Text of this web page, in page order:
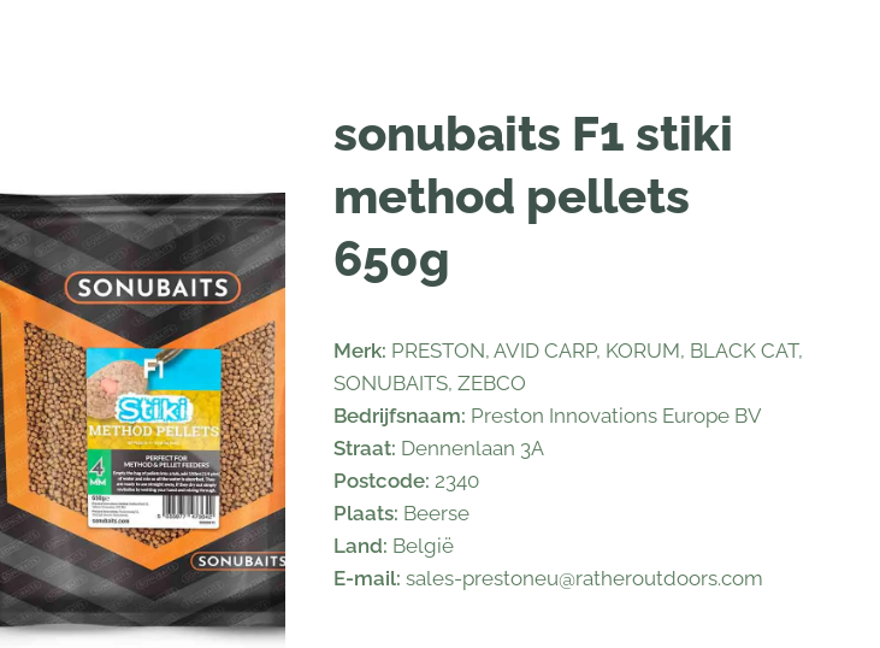
sonubaits F1 stiki
method pellets
650g
Merk: PRESTON, AVID CARP, KORUM, BLACK CAT,
SONUBAITS, ZEBCO
Bedrijfsnaam: Preston Innovations Europe BV
Straat: Dennenlaan 3A
Postcode:2340
Plaats: Beerse
Land: België
E-mail: sales-prestoneu@ratheroutdoors.com